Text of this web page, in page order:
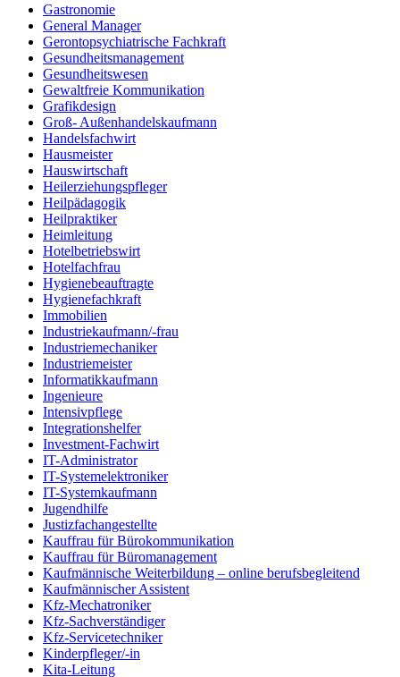
Gastronomie
General Manager
Gerontopsychiatrische Fachkraft
Gesundheitsmanagement
Gesundheitswesen
Gewaltfreie Kommunikation
Grafikdesign
Groß- Außenhandelskaufmann
Handelsfachwirt
Hausmeister
Hauswirtschaft
Heilerziehungspfleger
Heilpädagogik
Heilpraktiker
Heimleitung
Hotelbetriebswirt
Hotelfachfrau
Hygienebeauftragte
Hygienefachkraft
Immobilien
Industriekaufmann/-frau
Industriemechaniker
Industriemeister
Informatikkaufmann
Ingenieure
Intensivpflege
Integrationshelfer
Investment-Fachwirt
IT-Administrator
IT-Systemelektroniker
IT-Systemkaufmann
Jugendhilfe
Justizfachangestellte
Kauffrau für Bürokommunikation
Kauffrau für Büromanagement
Kaufmännische Weiterbildung – online berufsbegleitend
Kaufmännischer Assistent
Kfz-Mechatroniker
Kfz-Sachverständiger
Kfz-Servicetechniker
Kinderpfleger/-in
Kita-Leitung